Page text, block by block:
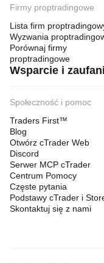
Firmy proptradingowe
Lista firm
Wyzwania
Porównaj firmy
proptradingowe
Wsparcie i
Społeczność i pomoc
Traders First™
Blog
Otwórz cTrader Web
Discord
Serwer MCP cTrader
Centrum Pomocy
Częste pytania
Podstawy cTrader i
Skontaktuj się z nami